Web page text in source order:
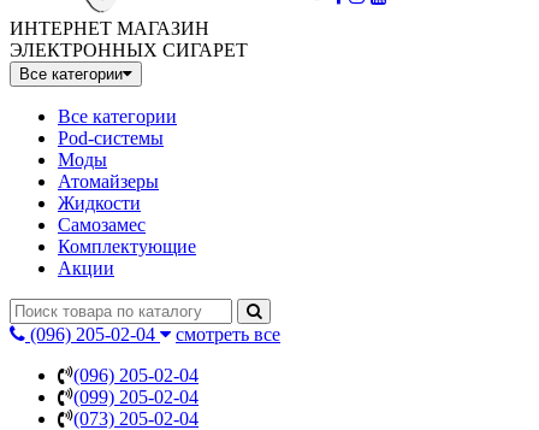
ИНТЕРНЕТ МАГАЗИН
ЭЛЕКТРОННЫХ СИГАРЕТ
Все категории
Все категории
Pod-системы
Моды
Атомайзеры
Жидкости
Самозамес
Комплектующие
Акции
(096) 205-02-04
смотреть все
(096) 205-02-04
(099) 205-02-04
(073) 205-02-04